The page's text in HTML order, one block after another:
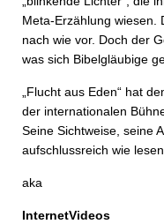
Meta-Erzählung wiesen.
nach wie vor. Doch der
was sich Bibelgläubige
„Flucht aus Eden“ hat
der internationalen
Seine Sichtweise, seine
aufschlussreich wie
aka
InternetVideos